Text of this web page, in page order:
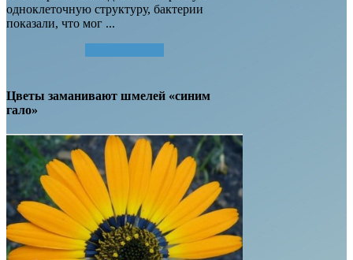
одноклеточную структуру, бактерии
показали, что мог ...
Цветы заманивают шмелей «синим
гало»